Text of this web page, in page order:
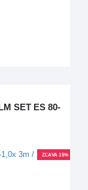
SET ES 80-
ZĽAVA 15%